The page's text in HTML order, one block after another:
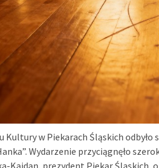
Kultury w Piekarach Śląskich
Wydarzenie przyciągnęło